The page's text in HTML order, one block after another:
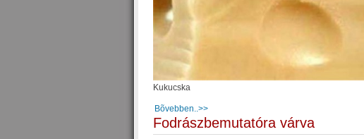
Kukucska
Bõvebben..>>
Fodrászbemutatóra várva